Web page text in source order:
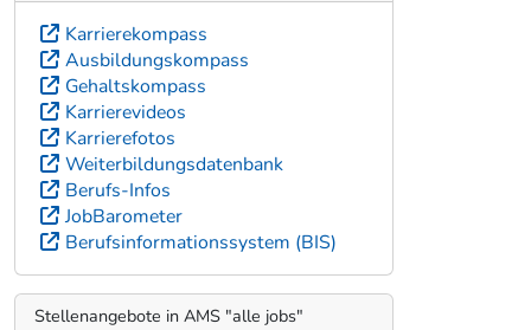
Karrierekompass
Ausbildungskompass
Gehaltskompass
Karrierevideos
Karrierefotos
Weiterbildungsdatenbank
Berufs-Infos
JobBarometer
Berufsinformationssystem (BIS)
Stellenangebote in AMS "alle jobs"